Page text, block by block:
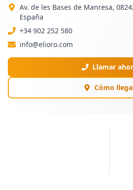
Av. de les Bases de Manresa,
España
+34 902 252 580
info@elioro.com
Llamar
Cómo